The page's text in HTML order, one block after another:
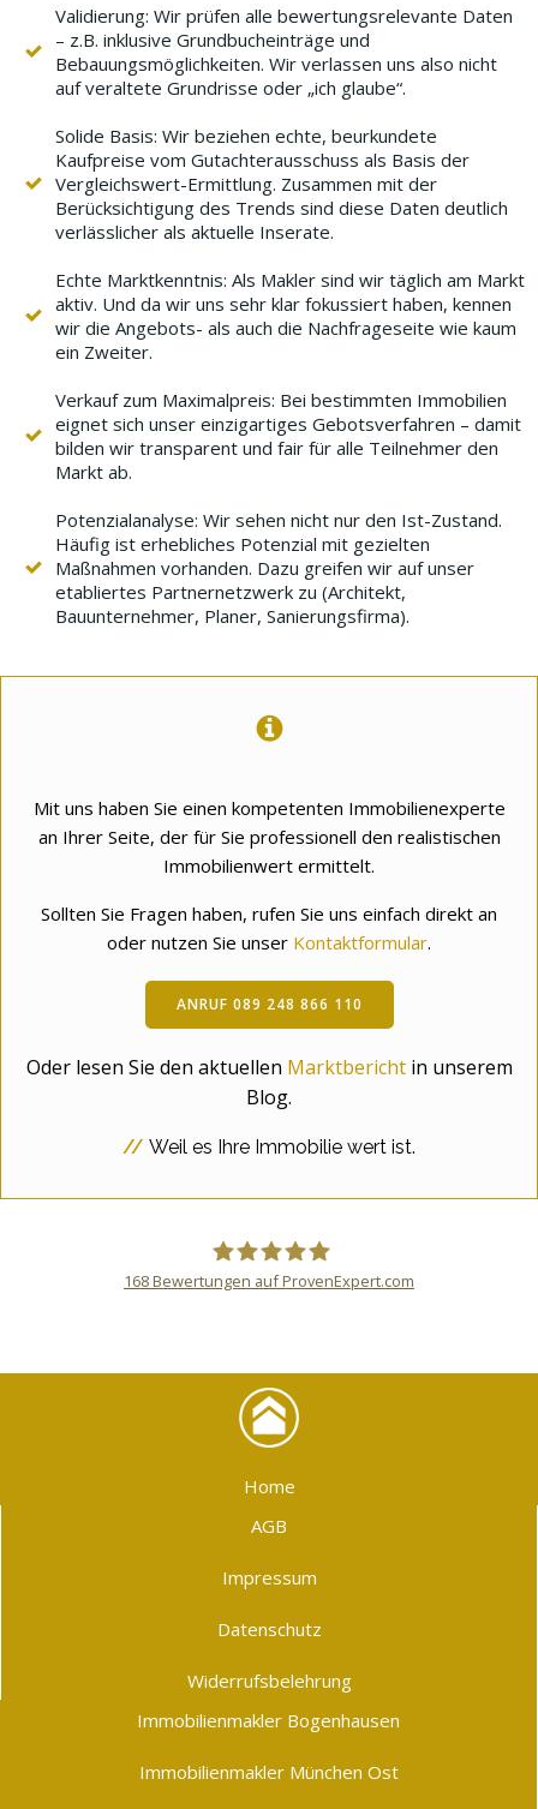
Validierung: Wir prüfen alle bewertungsrelevante Daten
– z.B. inklusive Grundbucheinträge und
Bebauungsmöglichkeiten. Wir verlassen uns also nicht
auf veraltete Grundrisse oder „ich glaube“.
Solide Basis: Wir beziehen echte, beurkundete
Kaufpreise vom Gutachterausschuss als Basis der
Vergleichswert-Ermittlung. Zusammen mit der
Berücksichtigung des Trends sind diese Daten deutlich
verlässlicher als aktuelle Inserate.
Echte Marktkenntnis: Als Makler sind wir täglich am Markt
aktiv. Und da wir uns sehr klar fokussiert haben, kennen
wir die Angebots- als auch die Nachfrageseite wie kaum
ein Zweiter.
Verkauf zum Maximalpreis: Bei bestimmten Immobilien
eignet sich unser einzigartiges Gebotsverfahren – damit
bilden wir transparent und fair für alle Teilnehmer den
Markt ab.
Potenzialanalyse: Wir sehen nicht nur den Ist-Zustand.
Häufig ist erhebliches Potenzial mit gezielten
Maßnahmen vorhanden. Dazu greifen wir auf unser
etabliertes Partnernetzwerk zu (Architekt,
Bauunternehmer, Planer, Sanierungsfirma).
Mit uns haben Sie einen kompetenten Immobilienexperte
an Ihrer Seite, der für Sie professionell den realistischen
Immobilienwert ermittelt.
Sollten Sie Fragen haben, rufen Sie uns einfach direkt an
oder nutzen Sie unser Kontaktformular.
ANRUF 089 248 866 110
Oder lesen Sie den aktuellen Marktberichtin unserem
Blog.
// Weil es Ihre Immobilie wert ist.
168Bewertungen auf ProvenExpert.com
Home
AGB
Impressum
Datenschutz
Widerrufsbelehrung
Immobilienmakler Bogenhausen
Immobilienmakler München Ost